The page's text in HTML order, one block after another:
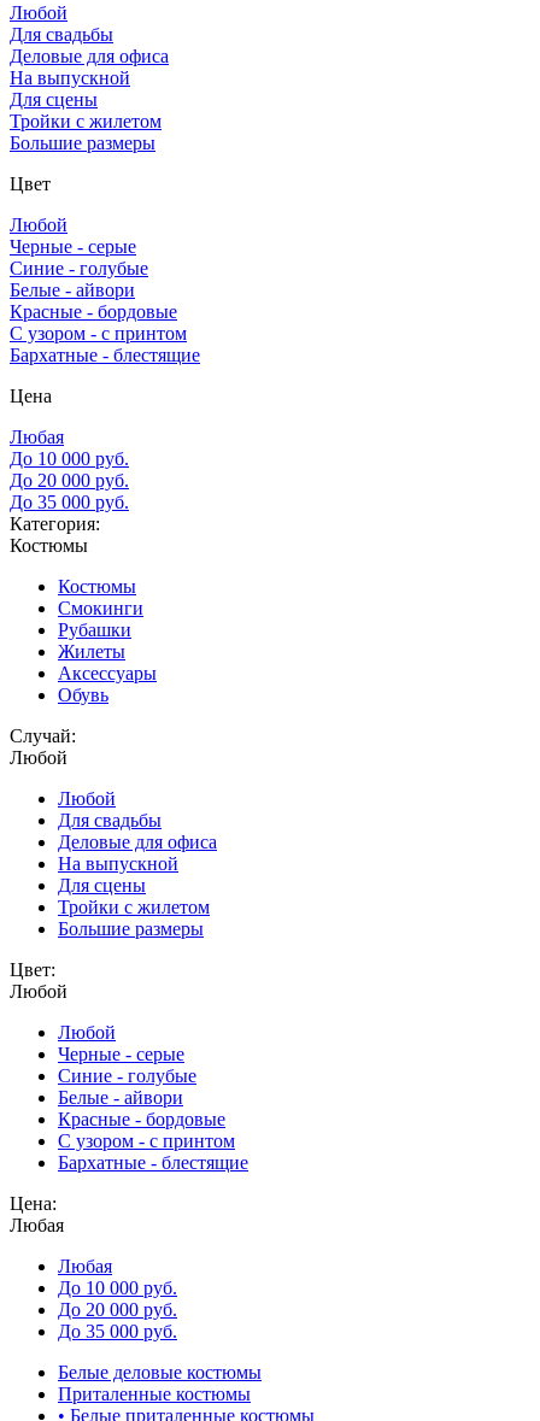
Любой
Для свадьбы
Деловые для офиса
На выпускной
Для сцены
Тройки с жилетом
Большие размеры
Цвет
Любой
Черные - серые
Синие - голубые
Белые - айвори
Красные - бордовые
С узором - с принтом
Бархатные - блестящие
Цена
Любая
До 10 000 руб.
До 20 000 руб.
До 35 000 руб.
Категория:
Костюмы
Костюмы
Смокинги
Рубашки
Жилеты
Аксессуары
Обувь
Случай:
Любой
Любой
Для свадьбы
Деловые для офиса
На выпускной
Для сцены
Тройки с жилетом
Большие размеры
Цвет:
Любой
Любой
Черные - серые
Синие - голубые
Белые - айвори
Красные - бордовые
С узором - с принтом
Бархатные - блестящие
Цена:
Любая
Любая
До 10 000 руб.
До 20 000 руб.
До 35 000 руб.
Белые деловые костюмы
Приталенные костюмы
• Белые приталенные костюмы